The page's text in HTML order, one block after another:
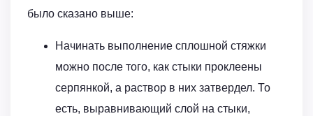
было сказано выше:
Начинать выполнение сплошной стяжки
можно после того, как стыки проклеены
серпянкой, а раствор в них затвердел. То
есть, выравнивающий слой на стыки,